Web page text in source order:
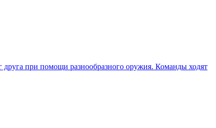
при помощи разнообразного оружия. Команды ходят